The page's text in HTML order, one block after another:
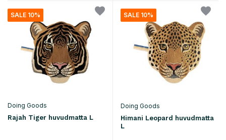
SALE 10%
Doing Goods
Rajah Tiger huvudmatta L
SALE 10%
Doing Goods
Himani Leopard huvudmatta
L